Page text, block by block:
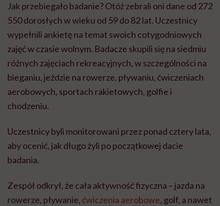
Jak przebiegało badanie? Otóż zebrali oni dane od 272
550 dorosłych w wieku od 59 do 82 lat. Uczestnicy
wypełnili ankietę na temat swoich cotygodniowych
zajęć w czasie wolnym. Badacze skupili się na siedmiu
różnych zajęciach rekreacyjnych, w szczególności na
bieganiu, jeździe na rowerze, pływaniu, ćwiczeniach
aerobowych, sportach rakietowych, golfie i
chodzeniu.
Uczestnicy byli monitorowani przez ponad cztery lata,
aby ocenić, jak długo żyli po początkowej dacie
badania.
Zespół odkrył, że cała aktywność fizyczna – jazda na
rowerze, pływanie, ćwiczenia aerobowe, golf, a nawet